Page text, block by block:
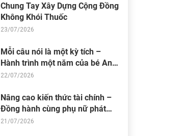
Chung Tay Xây Dựng Cộng Đồng
Không Khói Thuốc
23/07/2026
Mỗi câu nói là một kỳ tích –
Hành trình một năm của bé An
Nhiên (Bối)
22/07/2026
Nâng cao kiến thức tài chính –
Đồng hành cùng phụ nữ phát
triển sinh kế bền vững
21/07/2026